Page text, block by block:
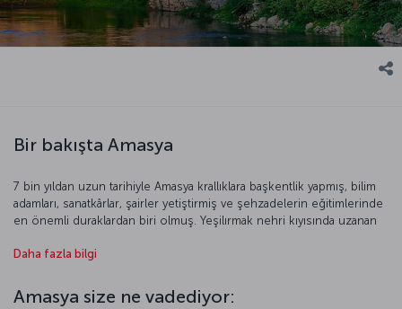
Bir bakışta Amasya
7 bin yıldan uzun tarihiyle Amasya krallıklara başkentlik yapmış, bilim
adamları, sanatkârlar, şairler yetiştirmiş ve şehzadelerin eğitimlerinde
en önemli duraklardan biri olmuş. Yeşilırmak nehri kıyısında uzanan
güzel misket elmasını bulabileceğiniz Amasya, doğal güzellikleri ve
Türkiye’nin bu güzel şehrini daha yakından tanıma fırsatını kaçırmayın.
Daha fazla bilgi
Amasya size ne vadediyor: